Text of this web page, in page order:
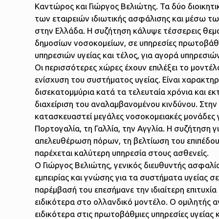
Καντώρος και Γιώργος Βελιώτης. Τα δύο
των εταιρειών ιδιωτικής ασφάλισης και μέσω
στην Ελλάδα. Η συζήτηση κάλυψε τέσσερεις
δημοσίων νοσοκομείων, σε υπηρεσίες
υπηρεσιών υγείας και τέλος, για αγορά
Οι περισσότερες χώρες έχουν επιλέξει το
ενίσχυση του συστήματος υγείας. Είναι
δισεκατομμύρια κατά τα τελευταία χρόνια και
διαχείριση του αναλαμβανομένου κινδύνου.
κατασκευαστεί μεγάλες νοσοκομειακές
Πορτογαλία, τη Γαλλία, την Αγγλία. Η
απελευθέρωση πόρων, τη βελτίωση του
παρέχεται καλύτερη υπηρεσία στους ασθενείς.
Ο Γιώργος Βελιώτης, γενικός διευθυντής
εμπειρίας και γνώσης για τα συστήματα
παρέμβασή του επεσήμανε την ιδιαίτερη
ειδικότερα στο ολλανδικό μοντέλο. Ο ομιλητής
ειδικότερα στις πρωτοβάθμιες υπηρεσίες